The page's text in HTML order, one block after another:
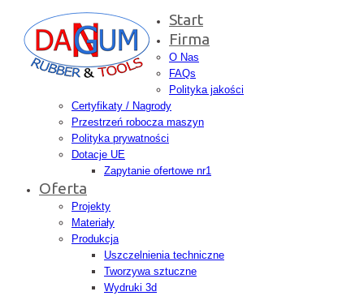
Start
Firma
O Nas
FAQs
Polityka jakości
Certyfikaty / Nagrody
Przestrzeń robocza maszyn
Polityka prywatności
Dotacje UE
Zapytanie ofertowe nr1
Oferta
Projekty
Materiały
Produkcja
Uszczelnienia techniczne
Tworzywa sztuczne
Wydruki 3d